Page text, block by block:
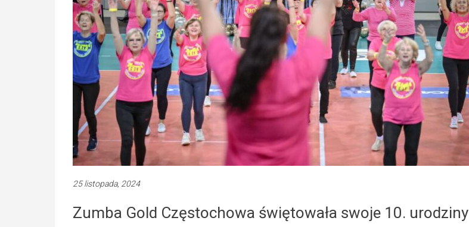
25 listopada, 2024
Zumba Gold Częstochowa świętowała swoje 10. urodziny